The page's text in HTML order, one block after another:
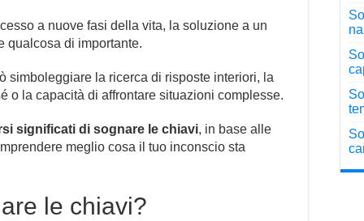
a nuove fasi della vita, la soluzione a un
qualcosa di importante.
simboleggiare la ricerca di risposte interiori, la
o la capacità di affrontare situazioni complesse.
significati di sognare le chiavi, in base alle
meglio cosa il tuo inconscio sta
le chiavi?